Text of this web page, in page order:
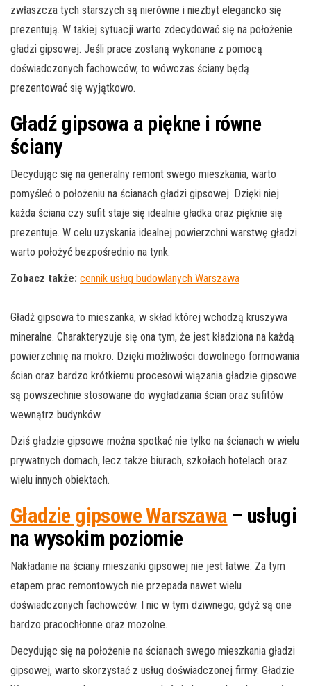
zwłaszcza tych starszych są nierówne i niezbyt elegancko się
prezentują. W takiej sytuacji warto zdecydować się na położenie
gładzi gipsowej. Jeśli prace zostaną wykonane z pomocą
doświadczonych fachowców, to wówczas ściany będą
prezentować się wyjątkowo.
Gładź gipsowa a piękne i równe
ściany
Decydując się na generalny remont swego mieszkania, warto
pomyśleć o położeniu na ścianach gładzi gipsowej. Dzięki niej
każda ściana czy sufit staje się idealnie gładka oraz pięknie się
prezentuje. W celu uzyskania idealnej powierzchni warstwę gładzi
warto położyć bezpośrednio na tynk.
Zobacz także: cennik usług budowlanych Warszawa
Gładź gipsowa to mieszanka, w skład której wchodzą kruszywa
mineralne. Charakteryzuje się ona tym, że jest kładziona na każdą
powierzchnię na mokro. Dzięki możliwości dowolnego formowania
ścian oraz bardzo krótkiemu procesowi wiązania gładzie gipsowe
są powszechnie stosowane do wygładzania ścian oraz sufitów
wewnątrz budynków.
Dziś gładzie gipsowe można spotkać nie tylko na ścianach w wielu
prywatnych domach, lecz także biurach, szkołach hotelach oraz
wielu innych obiektach.
Gładzie gipsowe Warszawa – usługi
na wysokim poziomie
Nakładanie na ściany mieszanki gipsowej nie jest łatwe. Za tym
etapem prac remontowych nie przepada nawet wielu
doświadczonych fachowców. I nic w tym dziwnego, gdyż są one
bardzo pracochłonne oraz mozolne.
Decydując się na położenie na ścianach swego mieszkania gładzi
gipsowej, warto skorzystać z usług doświadczonej firmy. Gładzie